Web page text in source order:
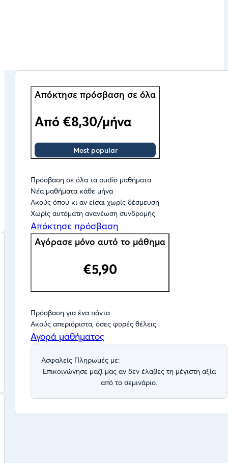
Απόκτησε πρόσβαση σε όλα
Από €8,30/μήνα
Most popular
Πρόσβαση σε όλα τα audio μαθήματα
Νέα μαθήματα κάθε μήνα
Ακούς όπου κι αν είσαι χωρίς δέσμευση
Χωρίς αυτόματη ανανέωση συνδρομής
Απόκτησε πρόσβαση
Αγόρασε μόνο αυτό το μάθημα
€5,90
Πρόσβαση για ένα πάντα
Ακούς απεριόριστα, όσες φορές θέλεις
Αγορά μαθήματος
Ασφαλείς Πληρωμές με:
Eπικοινώνησε μαζί μας αν δεν έλαβες τη μέγιστη αξία
από το σεμινάριο.